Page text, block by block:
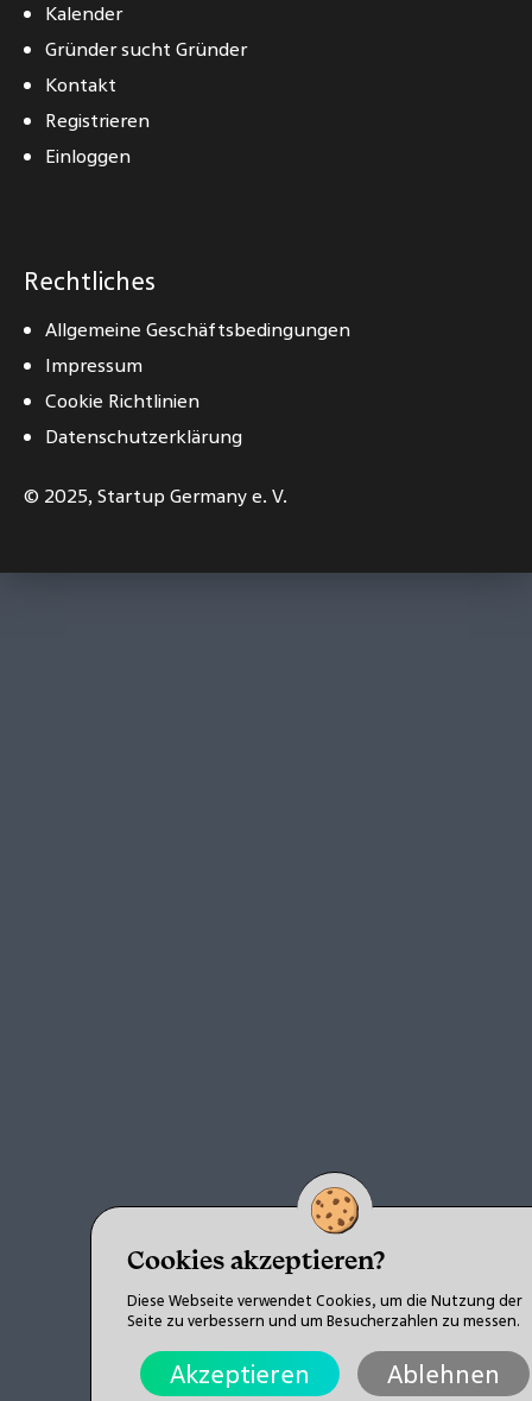
Kalender
Gründer sucht Gründer
Kontakt
Registrieren
Einloggen
Rechtliches
Allgemeine Geschäftsbedingungen
Impressum
Cookie Richtlinien
Datenschutzerklärung
© 2025,Startup Germany e. V.
Cookies akzeptieren?
Diese Webseite verwendet Cookies, um die Nutzung der
Seite zu verbessern und um Besucherzahlen zu messen.
Akzeptieren Ablehnen